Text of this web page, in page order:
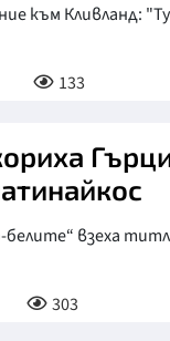
към Кливланд:
133
белите“ взеха
303